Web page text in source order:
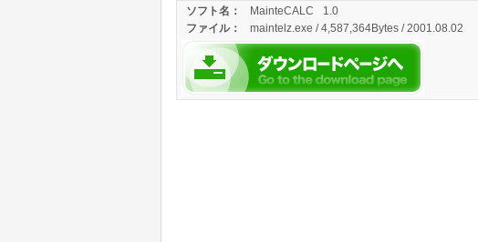
ソフト名：
MainteCALC 1.0
ファイル： maintelz.exe / 4,587,364Bytes / 2001.08.02